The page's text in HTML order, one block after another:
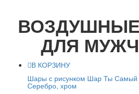
ДЛЯ
В КОРЗИНУ
Шары с рисунком Шар Ты Самый
Серебро, хром